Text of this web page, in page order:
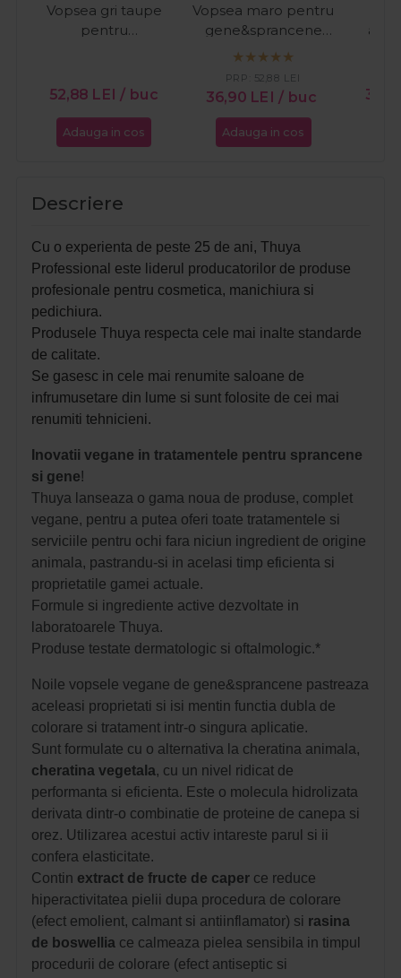
Vopsea gri taupe
pentru
52,88 LEI / buc
Adauga in cos
Vopsea maro pentru
gene&sprancene
Coffee 14ml
36,90 LEI / buc
PRP: 52,88 LEI
Adauga in cos
Descriere
Cu o experienta de peste 25 de ani, Thuya
Professional este liderul producatorilor de produse
profesionale pentru cosmetica, manichiura si
pedichiura.
Produsele Thuya respecta cele mai inalte standarde
de calitate.
Se gasesc in cele mai renumite saloane de
infrumusetare din lume si sunt folosite de cei mai
renumiti tehnicieni.
Inovatii vegane in tratamentele pentru sprancene
si gene!
Thuya lanseaza o gama noua de produse, complet
vegane, pentru a putea oferi toate tratamentele si
serviciile pentru ochi fara niciun ingredient de origine
animala, pastrandu-si in acelasi timp eficienta si
proprietatile gamei actuale.
Formule si ingrediente active dezvoltate in
laboratoarele Thuya.
Produse testate dermatologic si oftalmologic.*
Noile vopsele vegane de gene&sprancene pastreaza
aceleasi proprietati si isi mentin functia dubla de
colorare si tratament intr-o singura aplicatie.
Sunt formulate cu o alternativa la cheratina animala,
cheratina vegetala, cu un nivel ridicat de
performanta si eficienta. Este o molecula hidrolizata
derivata dintr-o combinatie de proteine de canepa si
orez. Utilizarea acestui activ intareste parul si ii
confera elasticitate.
Contin extract de fructe de caper ce reduce
hiperactivitatea pielii dupa procedura de colorare
(efect emolient, calmant si antiinflamator) si rasina
de boswellia ce calmeaza pielea sensibila in timpul
procedurii de colorare (efect antiseptic si